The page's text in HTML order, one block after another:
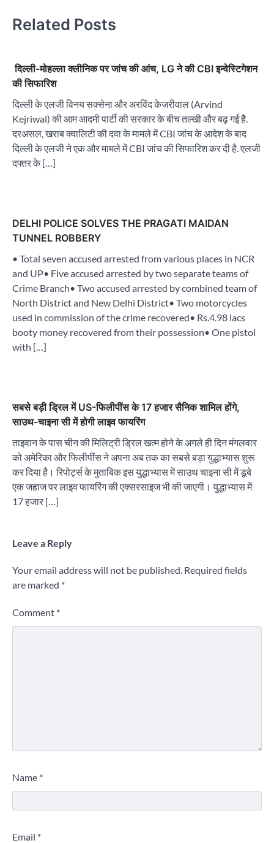
Related Posts
दिल्ली-मोहल्ला क्लीनिक पर जांच की आंच, LG ने की CBI इन्वेस्टिगेशन
की सिफारिश
दिल्ली के एलजी विनय सक्सेना और अरविंद केजरीवाल (Arvind
Kejriwal) की आम आदमी पार्टी की सरकार के बीच तल्खी और बढ़ गई है.
दरअसल, खराब क्वालिटी की दवा के मामले में CBI जांच के आदेश के बाद
दिल्ली के एलजी ने एक और मामले में CBI जांच की सिफारिश कर दी है. एलजी
दफ्तर के […]
DELHI POLICE SOLVES THE PRAGATI MAIDAN
TUNNEL ROBBERY
• Total seven accused arrested from various places in NCR
and UP• Five accused arrested by two separate teams of
Crime Branch• Two accused arrested by combined team of
North District and New Delhi District• Two motorcycles
used in commission of the crime recovered• Rs.4.98 lacs
booty money recovered from their possession• One pistol
with […]
सबसे बड़ी ड्रिल में US-फिलीपींस के 17 हजार सैनिक शामिल होंगे,
साउथ-चाइना सी में होगी लाइव फायरिंग
ताइवान के पास चीन की मिलिट्री ड्रिल खत्म होने के अगले ही दिन मंगलवार
को अमेरिका और फिलीपींस ने अपना अब तक का सबसे बड़ा युद्धाभ्यास शुरू
कर दिया है। रिपोर्ट्स के मुताबिक इस युद्धाभ्यास में साउथ चाइना सी में डूबे
एक जहाज पर लाइव फायरिंग की एक्सरसाइज भी की जाएगी। युद्धाभ्यास में
17 हजार […]
Leave a Reply
Your email address will not be published. Required fields
are marked *
Comment *
Name *
Email *